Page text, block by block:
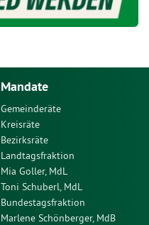
Mandate
Gemeinderäte
Kreisräte
Bezirksräte
Landtagsfraktion
Mia Goller, MdL
Toni Schuberl, MdL
Bundestagsfraktion
Marlene Schönberger, MdB